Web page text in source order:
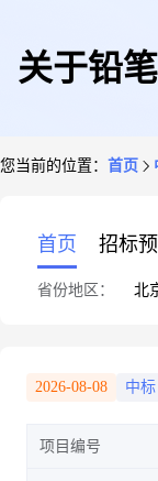
关于铅
您当前的位置： 首页
首页 招标
省份地区： 北
2026-08-08 中
项目编号